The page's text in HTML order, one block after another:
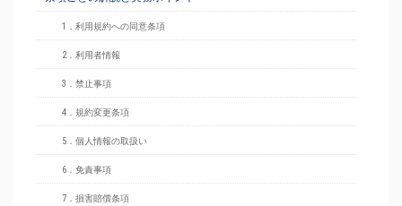
1．利用規約への同意条項
2．利用者情報
3．禁止事項
4．規約変更条項
5．個人情報の取扱い
6．免責事項
7．損害賠償条項